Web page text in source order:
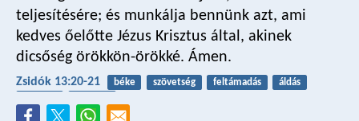
teljesítésére; és munkálja bennünk azt, ami
kedves őelőtte Jézus Krisztus által, akinek
dicsőség örökkön-örökké. Ámen.
Zsidók 13:20-21 béke szövetség feltámadás
áldás